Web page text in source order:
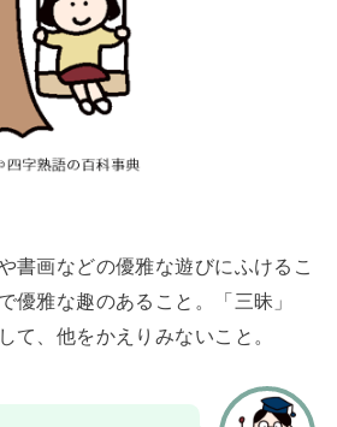
書画などの優雅な遊びにふけるこ
優雅な趣のあること。「三昧」
て、他をかえりみないこと。